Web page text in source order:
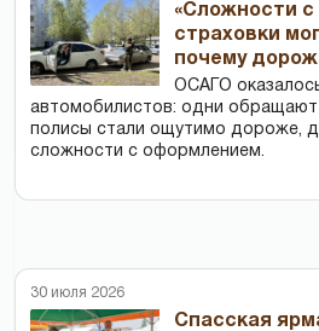
«Сложности
страховки
почему
ОСАГО
автомобилистов: одни обращают
полисы стали ощутимо дороже,
сложности с оформлением.
30 июля 2026
Спасская